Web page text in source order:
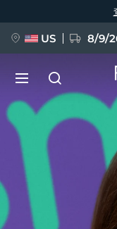
US 8/9/
新品
FAQ™ Pure
BREAKING
语言
English
Français